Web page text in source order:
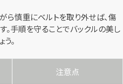
ら慎重にベルトを取り外せば、傷
手順を守ることでバックルの美し
。
注意点